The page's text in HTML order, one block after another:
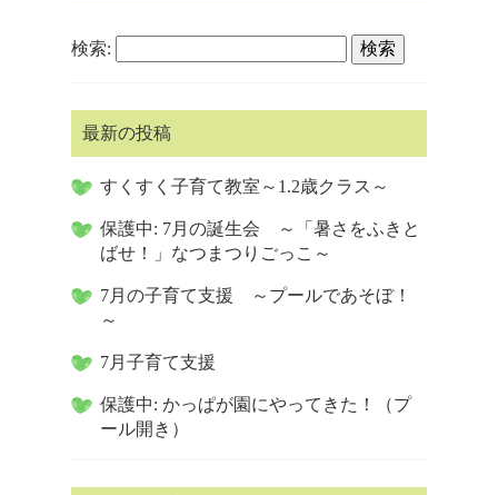
検索:
最新の投稿
すくすく子育て教室～1.2歳クラス～
保護中: 7月の誕生会 ～「暑さをふきと
ばせ！」なつまつりごっこ～
7月の子育て支援 ～プールであそぼ！
～
7月子育て支援
保護中: かっぱが園にやってきた！（プ
ール開き）